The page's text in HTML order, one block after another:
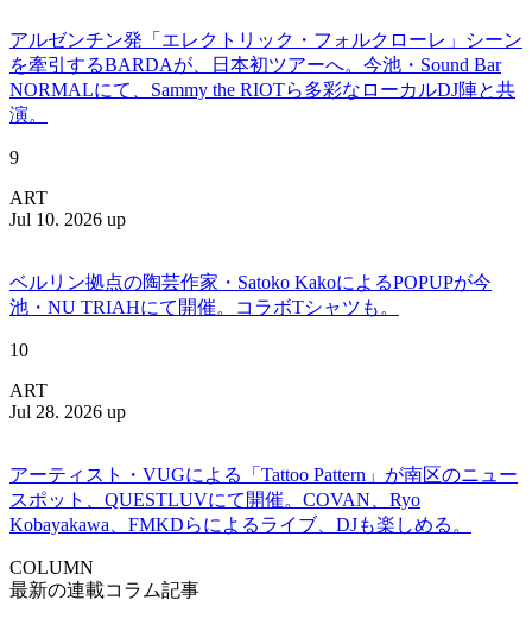
アルゼンチン発「エレクトリック・フォルクローレ」シーン
を牽引するBARDAが、日本初ツアーへ。今池・Sound Bar
NORMALにて、Sammy the RIOTら多彩なローカルDJ陣と共
演。
9
ART
Jul 10. 2026 up
ベルリン拠点の陶芸作家・Satoko KakoによるPOPUPが今
池・NU TRIAHにて開催。コラボTシャツも。
10
ART
Jul 28. 2026 up
アーティスト・VUGによる「Tattoo Pattern」が南区のニュー
スポット、QUESTLUVにて開催。COVAN、Ryo
Kobayakawa、FMKDらによるライブ、DJも楽しめる。
COLUMN
最新の連載コラム記事